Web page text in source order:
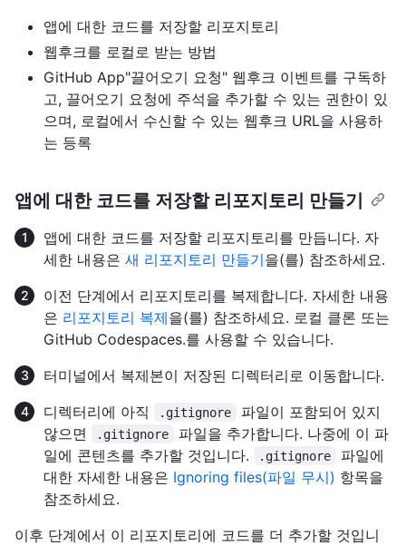
앱에 대한 코드를 저장할 리포지토리
웹후크를 로컬로 받는 방법
GitHub App"끌어오기 요청" 웹후크 이벤트를 구독하
고, 끌어오기 요청에 주석을 추가할 수 있는 권한이 있
으며, 로컬에서 수신할 수 있는 웹후크 URL을 사용하
는 등록
앱에 대한 코드를 저장할 리포지토리 만들기
앱에 대한 코드를 저장할 리포지토리를 만듭니다. 자
세한 내용은 새 리포지토리 만들기을(를) 참조하세요.
이전 단계에서 리포지토리를 복제합니다. 자세한 내용
은 리포지토리 복제을(를) 참조하세요. 로컬 클론 또는
GitHub Codespaces.를 사용할 수 있습니다.
터미널에서 복제본이 저장된 디렉터리로 이동합니다.
디렉터리에 아직
.gitignore
파일이 포함되어 있지
않으면
.gitignore
파일을 추가합니다. 나중에 이 파
일에 콘텐츠를 추가할 것입니다.
.gitignore
파일에
대한 자세한 내용은 Ignoring files(파일 무시) 항목을
참조하세요.
이후 단계에서 이 리포지토리에 코드를 더 추가할 것입니